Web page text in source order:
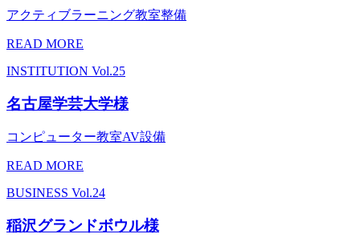
アクティブラーニング教室整備
READ MORE
INSTITUTION Vol.25
名古屋学芸大学様
コンピューター教室AV設備
READ MORE
BUSINESS Vol.24
稲沢グランドボウル様